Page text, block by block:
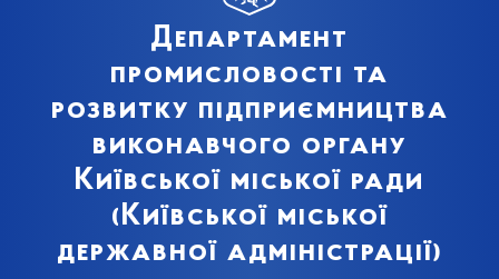
Департамент
промисловості та
розвитку підприємництва
виконавчого органу
Київської міської ради
(Київської міської
державної адміністрації)